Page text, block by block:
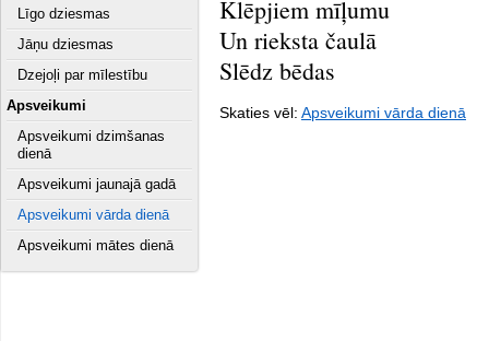
Līgo dziesmas
Jāņu dziesmas
Dzejoļi par mīlestību
Apsveikumi
Apsveikumi dzimšanas
dienā
Apsveikumi jaunajā gadā
Apsveikumi vārda dienā
Apsveikumi mātes dienā
Klēpjiem mīļumu
Un rieksta čaulā
Slēdz bēdas
Skaties vēl: Apsveikumi vārda dienā